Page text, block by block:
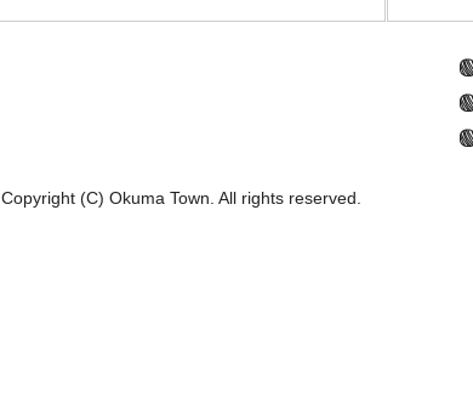
Copyright (C) Okuma Town. All rights reserved.